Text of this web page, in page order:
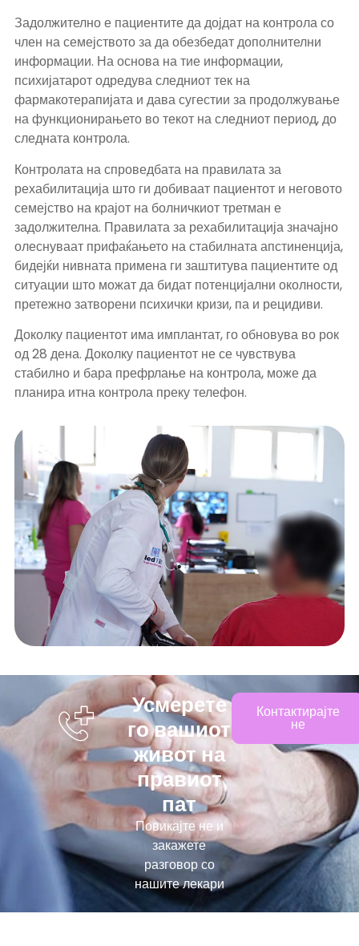
Задолжително е пациентите да дојдат на контрола со
член на семејството за да обезбедат дополнителни
информации. На основа на тие информации,
психијатарот одредува следниот тек на
фармакотерапијата и дава сугестии за продолжување
на функционирањето во текот на следниот период, до
следната контрола.
Контролата на спроведбата на правилата за
рехабилитација што ги добиваат пациентот и неговото
семејство на крајот на болничкиот третман е
задолжителна. Правилата за рехабилитација значајно
олеснуваат прифаќањето на стабилната апстиненција,
бидејќи нивната примена ги заштитува пациентите од
ситуации што можат да бидат потенцијални околности,
претежно затворени психички кризи, па и рецидиви.
Доколку пациентот има имплантат, го обновува во рок
од 28 дена. Доколку пациентот не се чувствува
стабилно и бара префрлање на контрола, може да
планира итна контрола преку телефон.
Усмерете
го вашиот
живот на
правиот
пат
Повикајте не и
закажете
разговор со
нашите лекари
Контактирајте
не